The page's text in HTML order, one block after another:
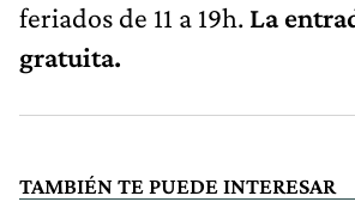
feriados de 11 a 19h. La
gratuita.
TAMBIÉN TE PUEDE INTERESAR